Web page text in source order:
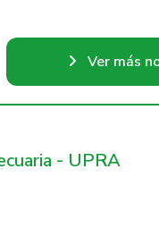
Ver más
- UPRA